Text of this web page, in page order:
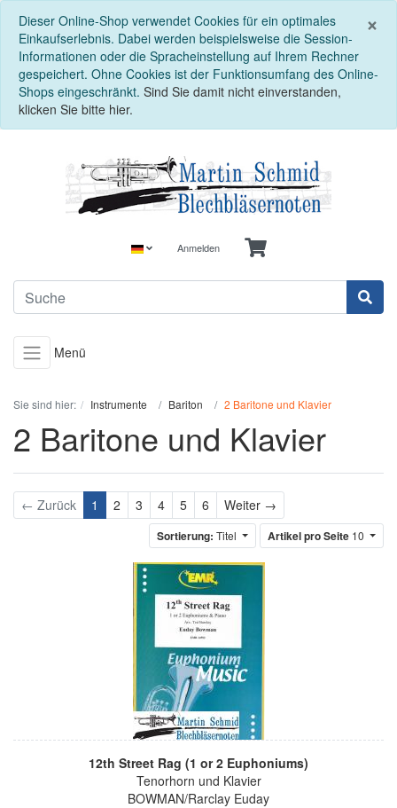
×
Dieser Online-Shop verwendet Cookies für ein optimales
Einkaufserlebnis. Dabei werden beispielsweise die Session-
Informationen oder die Spracheinstellung auf Ihrem Rechner
gespeichert. Ohne Cookies ist der Funktionsumfang des Online-
Shops eingeschränkt. Sind Sie damit nicht einverstanden,
klicken Sie bitte hier.
Anmelden
Menü
Sie sind hier: Instrumente Bariton 2 Baritone und Klavier
2 Baritone und Klavier
← Zurück 1 2 3 4 5 6 Weiter →
Sortierung: Titel Artikel pro Seite 10
12th Street Rag (1 or 2 Euphoniums)
Tenorhorn und Klavier
BOWMAN/Rarclay Euday